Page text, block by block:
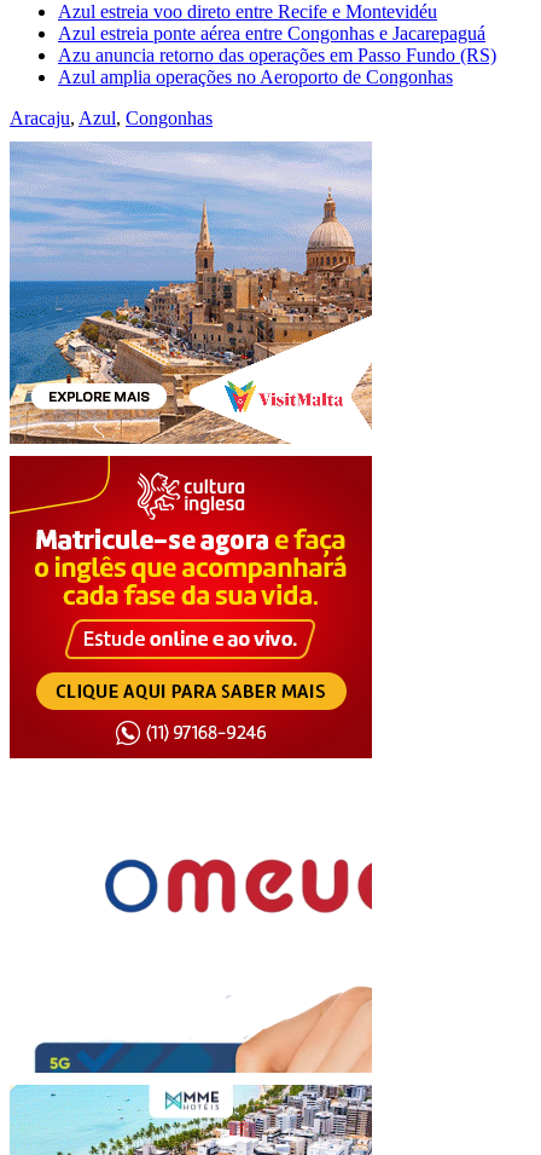
Azul estreia voo direto entre Recife e Montevidéu
Azul estreia ponte aérea entre Congonhas e Jacarepaguá
Azu anuncia retorno das operações em Passo Fundo (RS)
Azul amplia operações no Aeroporto de Congonhas
Aracaju, Azul, Congonhas